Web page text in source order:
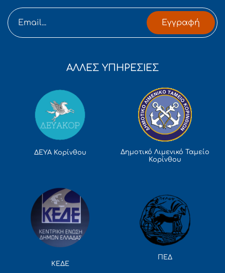
Εγγραφή
ΑΛΛΕΣ ΥΠΗΡΕΣΙΕΣ
ΔΕΥΑ Κορίνθου
Δημοτικό Λιμενικό Ταμείο
Κορίνθου
ΚΕΔΕ
ΠΕΔ